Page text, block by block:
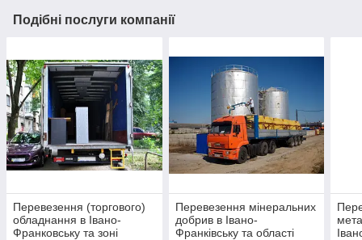
Подібні послуги компанії
Перевезення (торгового)
обладнання в Івано-
Франковську та зоні
Перевезення мінеральних
добрив в Івано-
Франківську та області